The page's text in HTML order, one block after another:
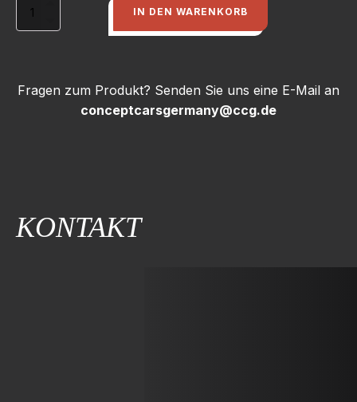
Tragmutter
3000kg
Menge
IN DEN WARENKORB
Fragen zum Produkt? Senden Sie uns eine E-Mail an
conceptcarsgermany@ccg.de
KONTAKT